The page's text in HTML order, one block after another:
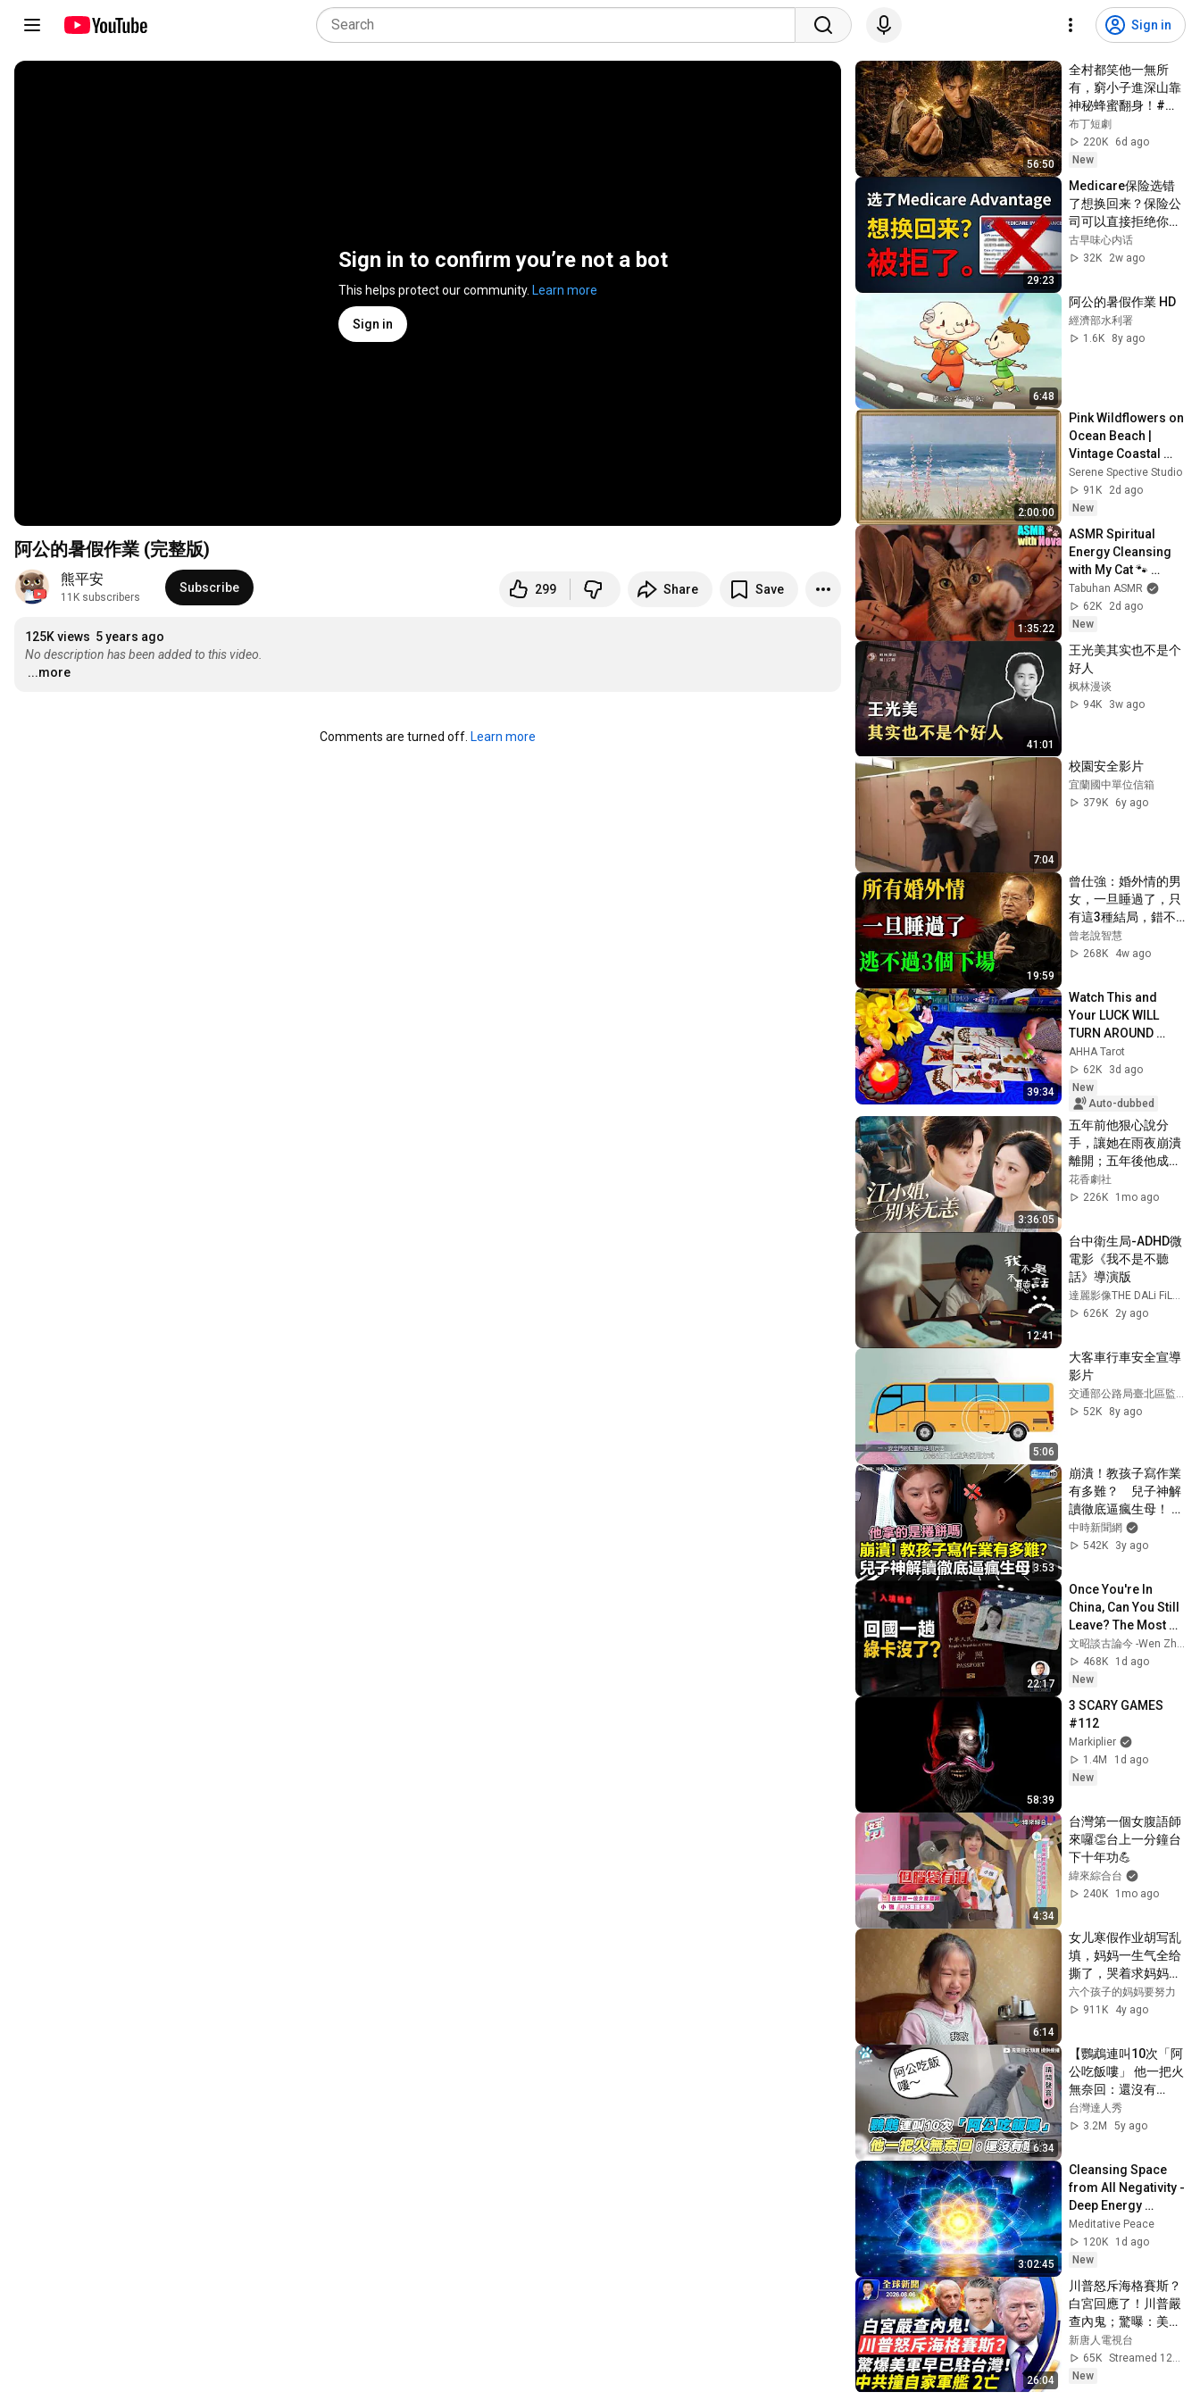
Sign in
Sign in to confirm you’re not a bot
This helps protect our community. Learn more
Sign in
阿公的暑假作業 (完整版)
熊平安
11K subscribers
Subscribe 299 Share Save
125K views 5 years ago
No description has been added to this video.
...more
Comments are turned off. Learn more
56:50
全村都笑他一無所
有，窮小子進深山靠
神秘蜂蜜翻身！#被
踢出局後我成了山野
蜂王 #鄉村逆襲 #創
業短劇 #養蜂致富 #
窮小子逆襲 #打臉爽
劇 #白手起家 #人生
翻盤 #熱門短劇
布丁短劇
220K
6d ago
New
29:23
Medicare保险选错
了想换回来？保险公
司可以直接拒绝你
——华人退休者必看
古早味心内话
32K
2w ago
6:48
阿公的暑假作業 HD
經濟部水利署
1.6K
8y ago
2:00:00
Pink Wildflowers on
Ocean Beach |
Vintage Coastal
Seascape Oil
Painting | 4K
Ambient TV
Serene Spective Studio
91K
2d ago
New
1:35:22
ASMR Spiritual
Energy Cleansing
with My Cat 🐾
Purring & Reiki for
Sleep & Stress
Relief
Tabuhan ASMR
62K
2d ago
New
41:01
王光美其实也不是个
好人
枫林漫谈
94K
3w ago
7:04
校園安全影片
宜蘭國中單位信箱
379K
6y ago
19:59
曾仕強：婚外情的男
女，一旦睡過了，只
有這3種結局，錯不
了！#曾仕強 #男女
關系 #兩性情感 #婚
現實 #人生感悟 #易
經
曾老說智慧
268K
4w ago
39:34
Watch This and
Your LUCK WILL
TURN AROUND
!!!!!!!!!!!!! Luck
Spread 🧿 AHHA
Tarot
AHHA Tarot
62K
3d ago
New
Auto-dubbed
3:36:05
五年前他狠心說分
手，讓她在雨夜崩潰
離開；五年後他成為
神秘總裁，放棄百億
公司也要回國把她寵
#女频 #短剧
#movie
花香劇社
226K
1mo ago
12:41
台中衛生局-ADHD微
電影《我不是不聽
話》導演版
達麗影像THE DALi FiLMS
626K
2y ago
5:06
大客車行車安全宣導
影片
交通部公路局臺北區監理所
52K
8y ago
3:53
崩潰！教孩子寫作業
有多難？　兒子神解
讀徹底逼瘋生母！
@ChinaTimes @黄
公子2016
中時新聞網
542K
3y ago
22:17
Once You're In
China, Can You Still
Leave? The Most
Dangerous Clause
in the New Exit
Regulations ...
文昭談古論今 -Wen Zhao Official
468K
1d ago
New
58:39
3 SCARY GAMES
#112
Markiplier
1.4M
1d ago
New
4:34
台灣第一個女腹語師
來囉👏台上一分鐘台
下十年功💪
緯來綜合台
240K
1mo ago
6:14
女儿寒假作业胡写乱
填，妈妈一生气全给
撕了，哭着求妈妈别
撕！
六个孩子的妈妈要努力
911K
4y ago
6:34
【鸚鵡連叫10次「阿
公吃飯嘍」 他一把火
無奈回：還沒有
啦！】｜@big-
head-mico
台灣達人秀
3.2M
5y ago
3:02:45
Cleansing Space
from All Negativity -
Deep Energy
Clearing and
Protection - 417Hz
Meditative Peace
120K
1d ago
New
26:04
川普怒斥海格賽斯？
白宮回應了！川普嚴
查內鬼；驚曝：美軍
早已駐台！北京撞自
家軍艦釀傷亡；伊朗
總統質疑穆傑塔巴真
新唐人電視台
65K
New